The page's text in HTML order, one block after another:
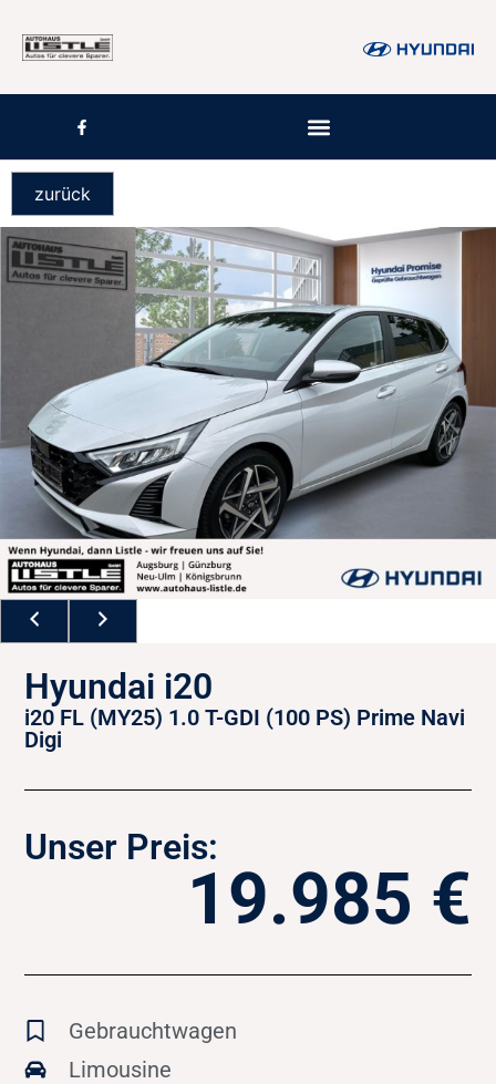
zurück
Hyundai i20
i20 FL (MY25) 1.0 T-GDI (100 PS) Prime Navi
Digi
Unser Preis:
19.985 €
Gebrauchtwagen
Limousine